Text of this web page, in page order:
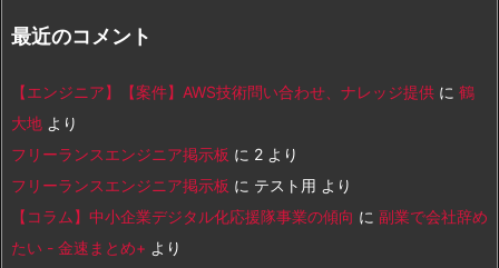
最近のコメント
【エンジニア】【案件】AWS技術問い合わせ、ナレッジ提供 に 鶴
大地 より
フリーランスエンジニア掲示板 に 2 より
フリーランスエンジニア掲示板 に テスト用 より
【コラム】中小企業デジタル化応援隊事業の傾向 に 副業で会社辞め
たい - 金速まとめ+ より